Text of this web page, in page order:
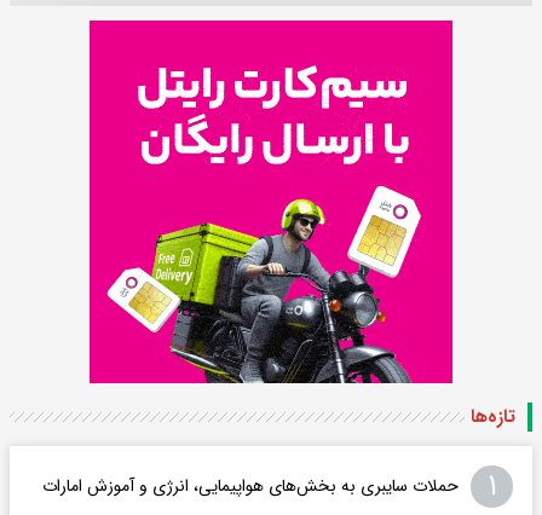
تازه‌ها
۱ حملات سایبری به بخش‌های هواپیمایی، انرژی و آموزش امارات